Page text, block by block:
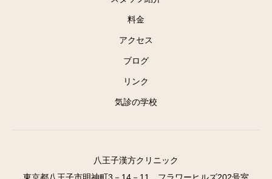
料金
アクセス
ブログ
リンク
気診の学校
八王子漢方クリニック